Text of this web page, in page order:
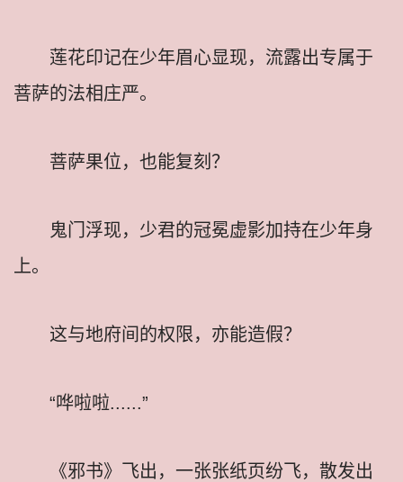
莲花印记在少年眉心显现，流露出专属于
菩萨的法相庄严。
菩萨果位，也能复刻？
鬼门浮现，少君的冠冕虚影加持在少年身
上。
这与地府间的权限，亦能造假？
“哗啦啦......”
《邪书》飞出，一张张纸页纷飞，散发出